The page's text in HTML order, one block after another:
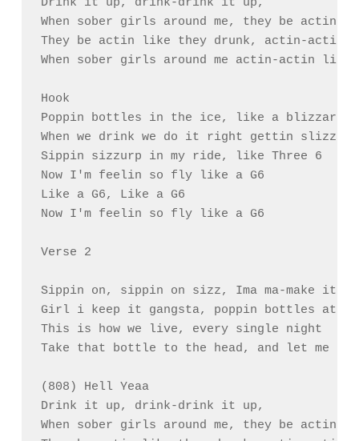
Drink it up, drink-drink it up,
When sober girls around me, they be actin
They be actin like they drunk, actin-actin
When sober girls around me actin-actin like
Hook
Poppin bottles in the ice, like a blizzard
When we drink we do it right gettin slizzard
Sippin sizzurp in my ride, like Three 6
Now I'm feelin so fly like a G6
Like a G6, Like a G6
Now I'm feelin so fly like a G6
Verse 2
Sippin on, sippin on sizz, Ima ma-make it
Girl i keep it gangsta, poppin bottles at
This is how we live, every single night
Take that bottle to the head, and let me
(808) Hell Yeaa
Drink it up, drink-drink it up,
When sober girls around me, they be actin